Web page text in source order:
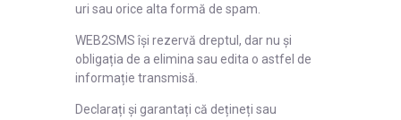
uri sau orice alta formă de spam.
WEB2SMS își rezervă dreptul, dar nu și
obligația de a elimina sau edita o astfel de
informație transmisă.
Declarați și garantați că dețineți sau